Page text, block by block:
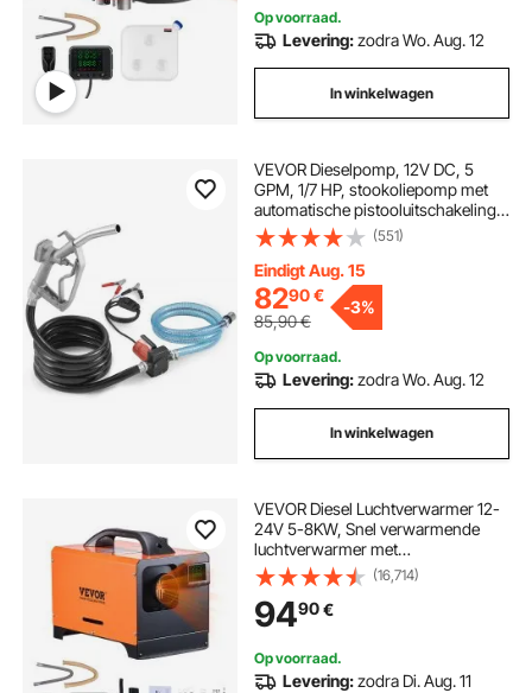
Op voorraad.
Levering:zodra Wo. Aug. 12
In winkelwagen
VEVOR Dieselpomp, 12V DC, 5
GPM, 1/7 HP, stookoliepomp met
automatische pistooluitschakeling,
overbrengpomp, lange inlaat- en
uitlaatslang voor benzine, diesel,
kerosine, methanolmengsels
(551)
Eindigt Aug. 15
8290€
85,90€
-3%
Op voorraad.
Levering:zodra Wo. Aug. 12
In winkelwagen
VEVOR Diesel Luchtverwarmer 12-
24V 5-8KW, Snel verwarmende
luchtverwarmer met
afstandsbediening en vierkant
digitaal kleurendisplay, geluidsarm,
voor camper, vrachtwagen, boot,
trailer
(16,714)
9490€
Op voorraad.
Levering:zodra Di. Aug. 11